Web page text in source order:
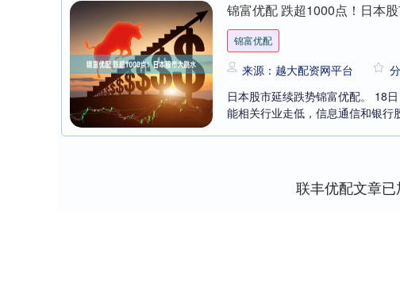
锦富优配 跌超1000点！日本
锦富优配
来源：越大配资网平台
日本股市延续跌势锦富优配。 18
能相关行业走低，信息通信和银
联丰优配文章